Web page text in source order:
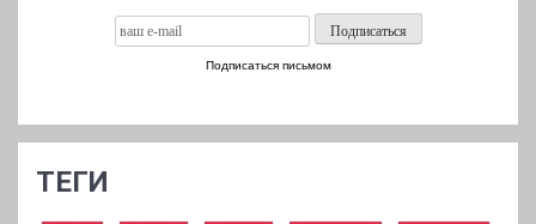
Подписаться письмом
ТЕГИ